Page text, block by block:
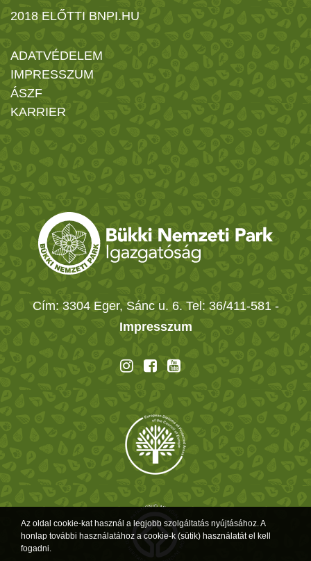
2018 ELŐTTI BNPI.HU
ADATVÉDELEM
IMPRESSZUM
ÁSZF
KARRIER
Cím: 3304 Eger, Sánc u. 6. Tel: 36/411-581 -
Impresszum
Az oldal cookie-kat használ a legjobb szolgáltatás nyújtásához. A
honlap további használatához a cookie-k (sütik) használatát el kell
fogadni.